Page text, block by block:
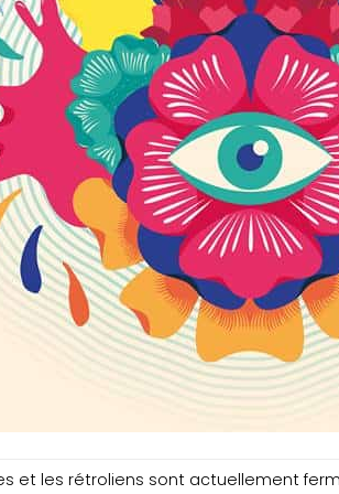
et les rétroliens sont actuellement